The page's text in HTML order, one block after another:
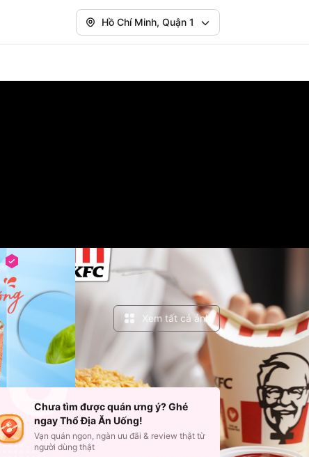
Hồ Chí Minh, Quận 1
Xem tất cả ảnh
Chưa tìm được quán ưng ý? Ghé
ngay Thổ Địa Ăn Uống!
Vạn quán ngon, ngàn ưu đãi & review thật từ
người dùng thật